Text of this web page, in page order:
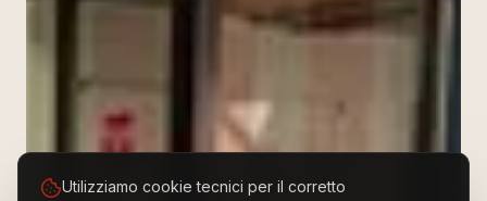
Utilizziamo cookie tecnici per il corretto